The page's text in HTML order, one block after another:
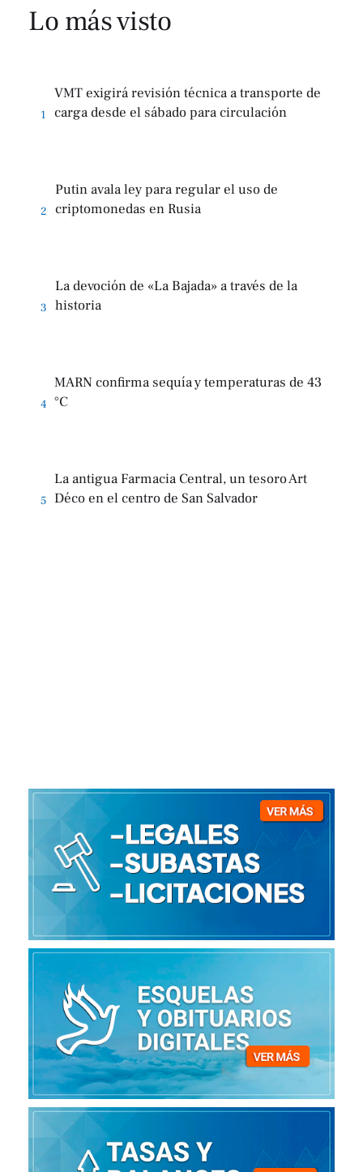
Lo más visto
1
VMT exigirá revisión técnica a transporte de
carga desde el sábado para circulación
2
Putin avala ley para regular el uso de
criptomonedas en Rusia
3
La devoción de «La Bajada» a través de la
historia
4
MARN confirma sequía y temperaturas de 43
°C
5
La antigua Farmacia Central, un tesoro Art
Déco en el centro de San Salvador